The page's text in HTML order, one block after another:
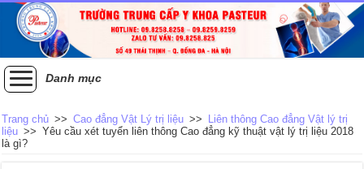
Danh mục
Trang chủ >> Cao đẳng Vật Lý trị liệu >> Liên thông Cao đẳng Vật lý trị
liệu >> Yêu cầu xét tuyển liên thông Cao đẳng kỹ thuật vật lý trị liệu 2018
là gì?